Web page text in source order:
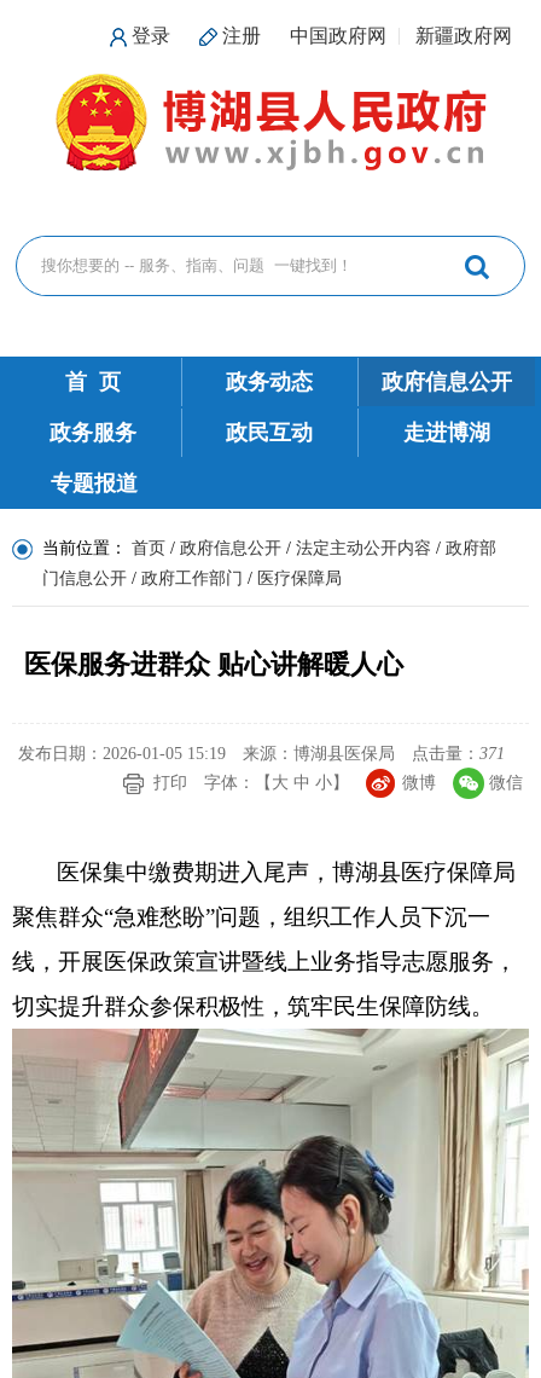
登录 注册 中国政府网 新疆政府网
首 页 政务动态 政府信息公开
政务服务 政民互动 走进博湖
专题报道
当前位置： 首页 / 政府信息公开 / 法定主动公开内容 / 政府部
门信息公开 / 政府工作部门 / 医疗保障局
医保服务进群众 贴心讲解暖人心
发布日期：2026-01-05 15:19 来源：博湖县医保局 点击量： 371
打印
字体：【 大 中 小】 微博 微信
医保集中缴费期进入尾声，博湖县医疗保障局
聚焦群众“急难愁盼”问题，组织工作人员下沉一
线，开展医保政策宣讲暨线上业务指导志愿服务，
切实提升群众参保积极性，筑牢民生保障防线。